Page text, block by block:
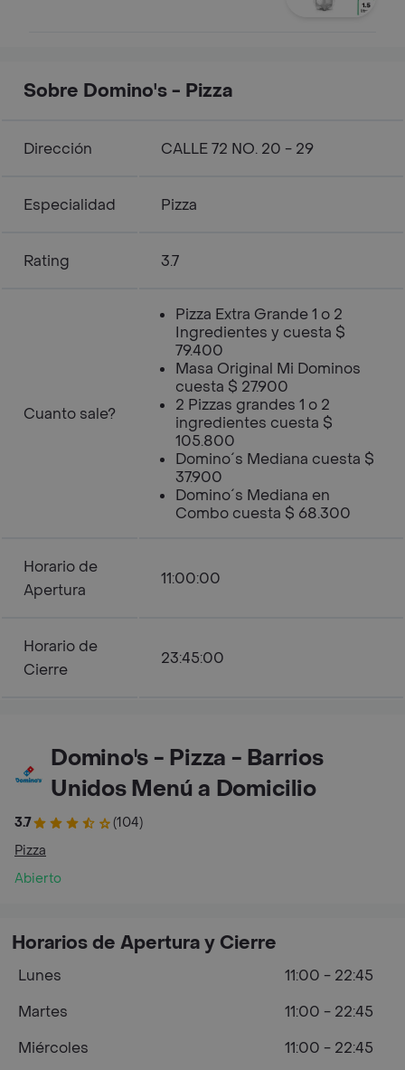
Sobre Domino's - Pizza
Dirección CALLE 72 NO. 20 - 29
Especialidad Pizza
Rating 3.7
Cuanto sale?
Pizza Extra Grande 1 o 2
Ingredientes y cuesta $
79.400
Masa Original Mi Dominos
cuesta $ 27.900
2 Pizzas grandes 1 o 2
ingredientes cuesta $
105.800
Domino´s Mediana cuesta $
37.900
Domino´s Mediana en
Combo cuesta $ 68.300
Horario de
Apertura
11:00:00
Horario de
Cierre
23:45:00
Domino's - Pizza - Barrios
Unidos Menú a Domicilio
3.7
(104)
Pizza
Abierto
Horarios de Apertura y Cierre
Lunes
11:00 - 22:45
Martes
11:00 - 22:45
Miércoles
11:00 - 22:45